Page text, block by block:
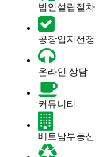
법인설립절차
공장입지선정
온라인 상담
커뮤니티
베트남부동산